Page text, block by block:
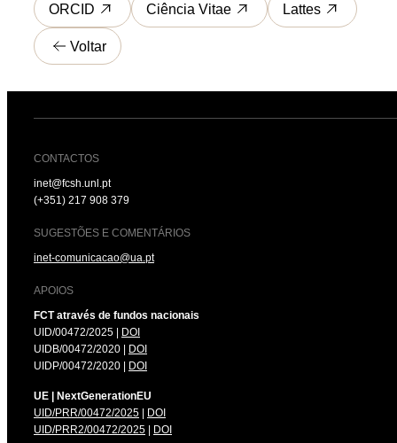
Voltar
ORCID Ciência Vitae Lattes
CONTACTOS
inet@fcsh.unl.pt
(+351) 217 908 379
SUGESTÕES E COMENTÁRIOS
inet-comunicacao@ua.pt
APOIOS
FCT através de fundos nacionais
UID/00472/2025 |
DOI
UIDB/00472/2020 |
DOI
UIDP/00472/2020 |
DOI
UE | NextGenerationEU
UID/PRR/00472/2025
DOI
UID/PRR2/00472/2025
DOI